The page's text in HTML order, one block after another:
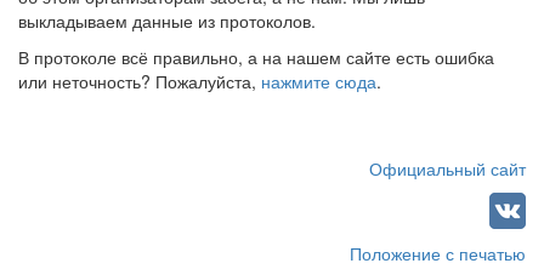
выкладываем данные из протоколов.
В протоколе всё правильно, а на нашем сайте есть ошибка
или неточность? Пожалуйста, нажмите сюда.
Официальный сайт
Положение с печатью